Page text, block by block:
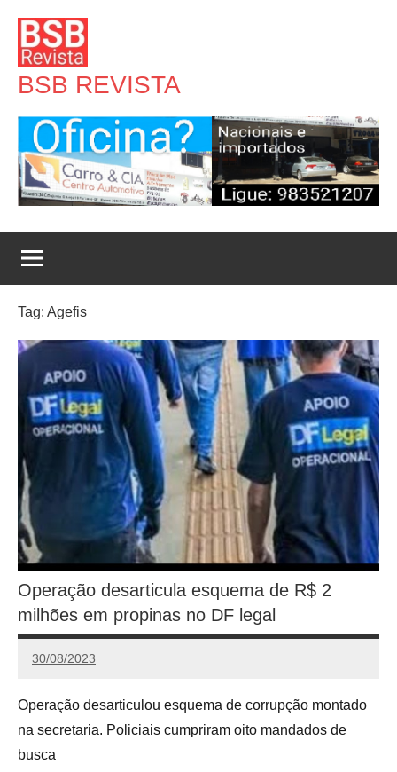
para
conteúdo
BSB REVISTA
Tag: Agefis
Operação desarticula esquema de R$ 2
milhões em propinas no DF legal
30/08/2023
Calango
Operação desarticulou esquema de corrupção montado
na secretaria. Policiais cumpriram oito mandados de
busca